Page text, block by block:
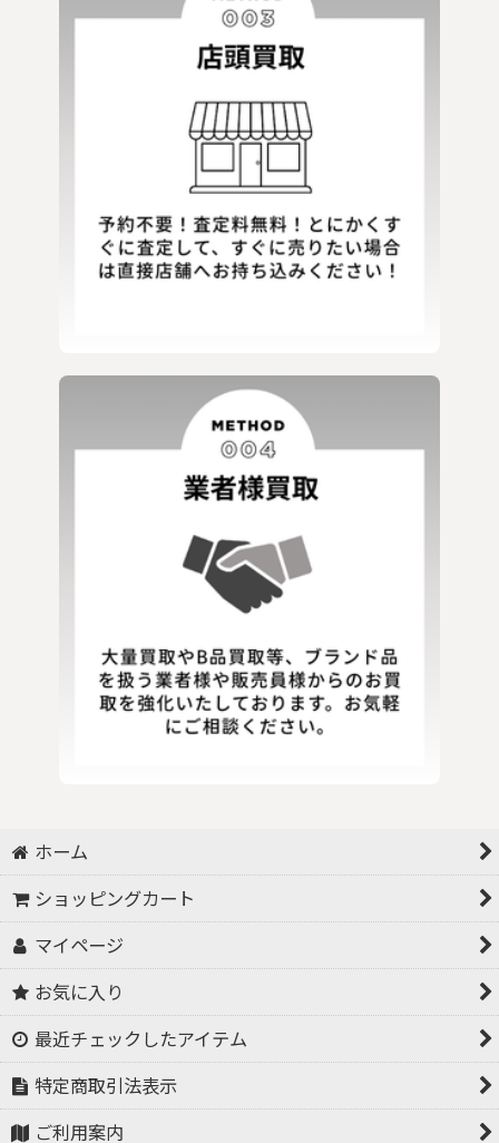
ホーム
ショッピングカート
マイページ
お気に入り
最近チェックしたアイテム
特定商取引法表示
ご利用案内